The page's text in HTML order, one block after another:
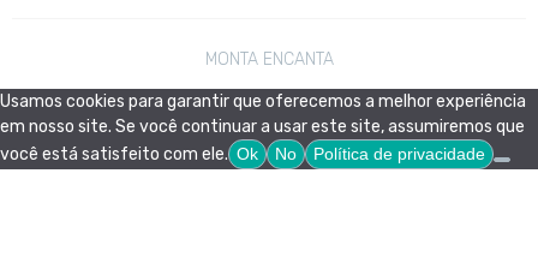
MONTA ENCANTA
Usamos cookies para garantir que oferecemos a melhor experiência
em nosso site. Se você continuar a usar este site, assumiremos que
você está satisfeito com ele. Ok No Política de privacidade